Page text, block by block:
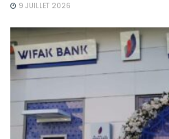
9 JUILLET 2026